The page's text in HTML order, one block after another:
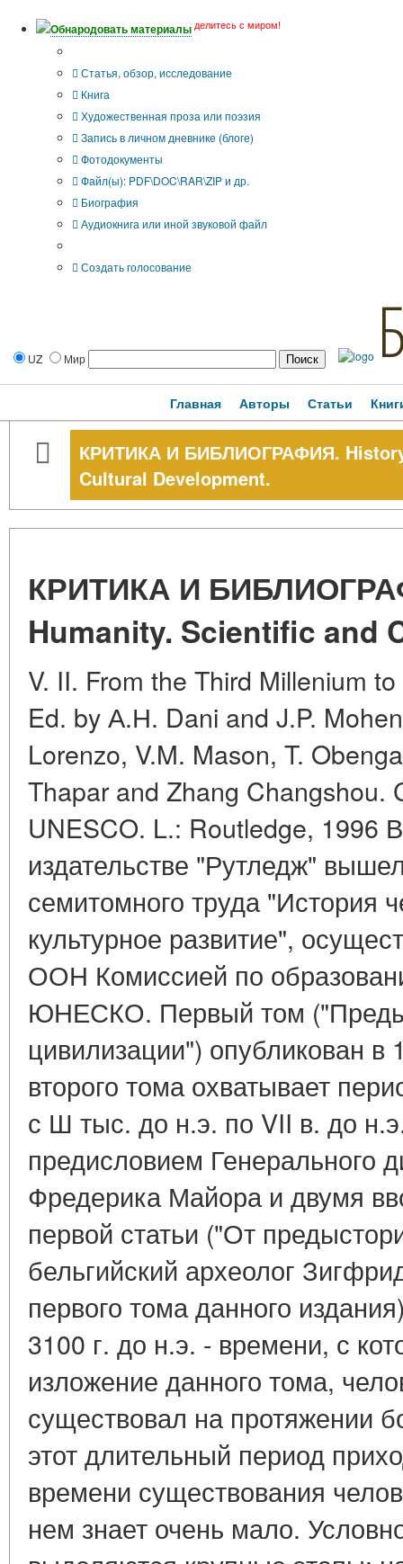
Обнародовать материалы делитесь с миром!
Статья, обзор, исследование
Книга
Художественная проза или поэзия
Запись в личном дневнике (блоге)
Фотодокументы
Файл(ы): PDF\DOC\RAR\ZIP и др.
Биография
Аудиокнига или иной звуковой файл
Создать голосование
UZ Мир
Главная Авторы Статьи
КРИТИКА И БИБЛИОГРАФИЯ.
Cultural Development.
КРИТИКА И
Humanity. Scientific and
V. II. From the Third Millenium
Ed. by А.Н. Dani and J.P.
Lorenzo, V.M. Mason, T.
Thapar and Zhang Changshou.
UNESCO. L.: Routledge, 1996
издательстве "Рутледж"
семитомного труда "История
культурное развитие",
ООН Комиссией по
ЮНЕСКО. Первый том
цивилизации") опубликован в
второго тома охватывает
с Ш тыс. до н.э. по VII в. до
предисловием
Фредерика Майора и двумя
первой статьи ("От
бельгийский археолог
первого тома данного
3100 г. до н.э. - времени, с
изложение данного тома,
существовал на протяжении
этот длительный период
времени существования
нем знает очень мало.